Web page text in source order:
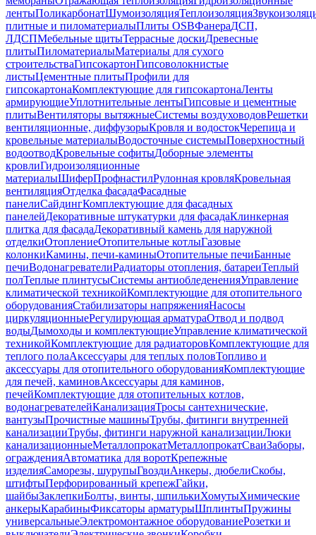
лентыПоликарбонатШумоизоляцияТеплоизоляция
плитные и пиломатериалыПлиты OSBФанераДСП,
ЛДСПМебельные щитыТеррасные доскиДревесные
плитыПиломатериалыМатериалы для сухого
строительстваГипсокартонГипсоволокнистые
листыЦементные плитыПрофили для
гипсокартонаКомплектующие для гипсокартонаЛенты
армирующиеУплотнительные лентыГипсовые и цементные
плитыВентиляторы вытяжныеСистемы воздуховодовРешетки
вентиляционные, диффузорыКровля и водостокЧерепица и
кровельные материалыВодосточные системыПоверхностный
водоотводКровельные софитыДоборные элементы
кровлиГидроизоляционные
материалыШиферПрофнастилРулонная кровляКровельная
вентиляцияОтделка фасадаФасадные
панелиСайдингКомплектующие для фасадных
панелейДекоративные штукатурки для фасадаКлинкерная
плитка для фасадаДекоративный камень для наружной
отделкиОтоплениеОтопительные котлыГазовые
колонкиКамины, печи-каминыОтопительные печиБанные
печиВодонагревателиРадиаторы отопления, батареиТеплый
полТеплые плинтусыСистемы антиобледененияУправление
климатической техникойКомплектующие для отопительного
оборудованияСтабилизаторы напряженияНасосы
циркуляционныеРегулирующая арматураОтвод и подвод
водыДымоходы и комплектующиеУправление климатической
техникойКомплектующие для радиаторовКомплектующие для
теплого полаАксессуары для теплых половТопливо и
аксессуары для отопительного оборудованияКомплектующие
для печей, каминовАксессуары для каминов,
печейКомплектующие для отопительных котлов,
водонагревателейКанализацияТросы сантехнические,
вантузыПрочистные машиныТрубы, фитинги внутренней
канализацииТрубы, фитинги наружной канализацииЛюки
канализационныеМеталлопрокатМеталлопрокатСваиЗаборы,
огражденияАвтоматика для воротКрепежные
изделияСаморезы, шурупыГвоздиАнкеры, дюбелиСкобы,
штифтыПерфорированный крепежГайки,
шайбыЗаклепкиБолты, винты, шпилькиХомутыХимические
анкерыКарабиныФиксаторы арматурыШплинтыПружины
универсальныеЭлектромонтажное оборудованиеРозетки и